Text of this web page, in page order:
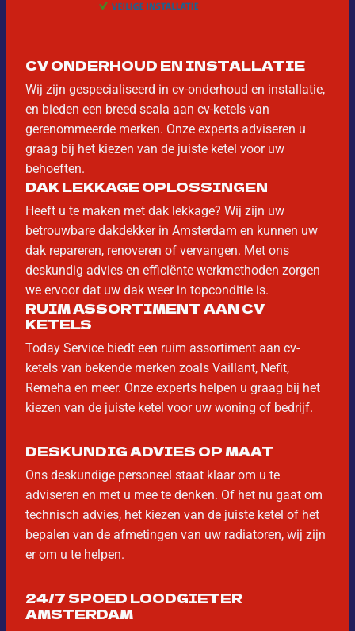
CV ONDERHOUD EN INSTALLATIE
Wij zijn gespecialiseerd in cv-onderhoud en installatie,
en bieden een breed scala aan cv-ketels van
gerenommeerde merken. Onze experts adviseren u
graag bij het kiezen van de juiste ketel voor uw
behoeften.
DAK LEKKAGE OPLOSSINGEN
Heeft u te maken met dak lekkage? Wij zijn uw
betrouwbare dakdekker in Amsterdam en kunnen uw
dak repareren, renoveren of vervangen. Met ons
deskundig advies en efficiënte werkmethoden zorgen
we ervoor dat uw dak weer in topconditie is.
RUIM ASSORTIMENT AAN CV
KETELS
Today Service biedt een ruim assortiment aan cv-
ketels van bekende merken zoals Vaillant, Nefit,
Remeha en meer. Onze experts helpen u graag bij het
kiezen van de juiste ketel voor uw woning of bedrijf.
DESKUNDIG ADVIES OP MAAT
Ons deskundige personeel staat klaar om u te
adviseren en met u mee te denken. Of het nu gaat om
technisch advies, het kiezen van de juiste ketel of het
bepalen van de afmetingen van uw radiatoren, wij zijn
er om u te helpen.
24/7 SPOED LOODGIETER
AMSTERDAM